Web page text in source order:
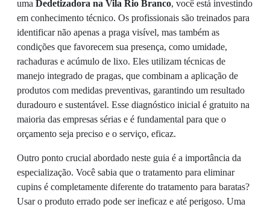
uma Dedetizadora na Vila Rio Branco, você está investindo
em conhecimento técnico. Os profissionais são treinados para
identificar não apenas a praga visível, mas também as
condições que favorecem sua presença, como umidade,
rachaduras e acúmulo de lixo. Eles utilizam técnicas de
manejo integrado de pragas, que combinam a aplicação de
produtos com medidas preventivas, garantindo um resultado
duradouro e sustentável. Esse diagnóstico inicial é gratuito na
maioria das empresas sérias e é fundamental para que o
orçamento seja preciso e o serviço, eficaz.
Outro ponto crucial abordado neste guia é a importância da
especialização. Você sabia que o tratamento para eliminar
cupins é completamente diferente do tratamento para baratas?
Usar o produto errado pode ser ineficaz e até perigoso. Uma